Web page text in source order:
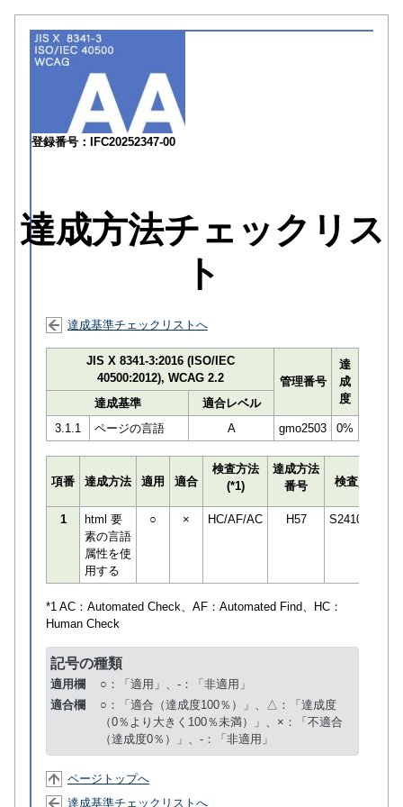
登録番号：IFC20252347-00
達成方法チェックリス
ト
達成基準チェックリストへ
JIS X 8341-3:2016 (ISO/IEC
40500:2012), WCAG 2.2
管理番号
達
成
度
達成基準
適合レベル
3.1.1
ページの言語 A gmo2503 0%
項番 達成方法 適用 適合
検査方法
(*1)
達成方法
番号
検査員
1
html 要
素の言語
属性を使
用する
○ × HC/AF/AC H57 S241087
*1 AC： Automated Check、AF： Automated Find、HC：
Human Check
記号の種類
適用欄
○：「適用」、-：「非適用」
適合欄
○：「適合（達成度100％）」、△：「達成度
（0％より大きく100％未満）」、×：「不適合
（達成度0％）」、-：「非適用」
ページトップへ
達成基準チェックリストへ